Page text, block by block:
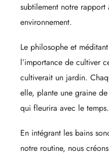
subtilement notre rapport
environnement.
Le philosophe et
l’importance de cultiver
cultiverait un jardin.
elle, plante une graine
qui fleurira avec le temps.
En intégrant les bains
notre routine, nous